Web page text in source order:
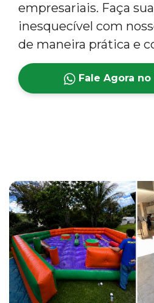
empresariais. Faça
inesquecível com
de maneira prática e
Fale Agora